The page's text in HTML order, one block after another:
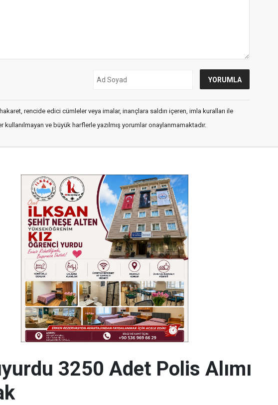
rencide edici cümleler veya imalar, inançlara saldırı içeren, imla kuralları ile
kullanılmayan ve büyük harflerle yazılmış yorumlar onaylanmamaktadır.
3250 Adet Polis Alımı